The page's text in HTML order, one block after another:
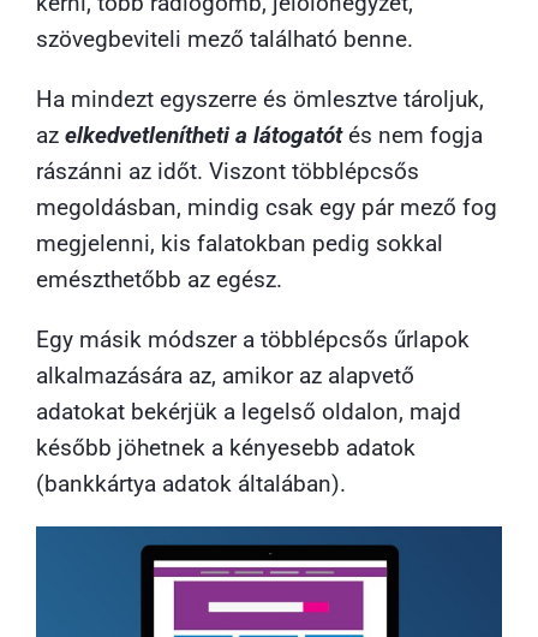
szövegbeviteli mező található benne.
Ha mindezt egyszerre és ömlesztve tároljuk,
az elkedvetlenítheti a látogatótés nem fogja
rászánni az időt. Viszont többlépcsős
megoldásban, mindig csak egy pár mező fog
megjelenni, kis falatokban pedig sokkal
emészthetőbb az egész.
Egy másik módszer a többlépcsős űrlapok
alkalmazására az, amikor az alapvető
adatokat bekérjük a legelső oldalon, majd
később jöhetnek a kényesebb adatok
(bankkártya adatok általában).